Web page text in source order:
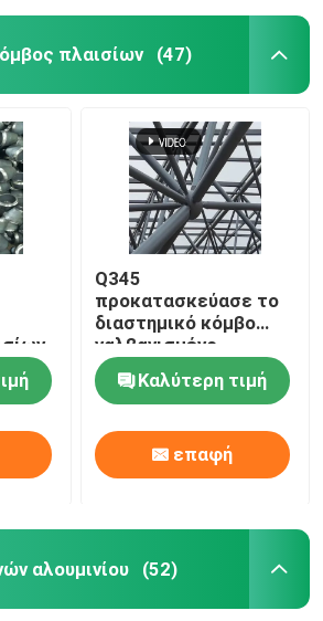
πλαισίων (47)
Q345
προκατασκεύασε το
διαστημικό κόμβο
γαλβανισμένο
σύνδεση ΜΒ πλαισίων
Καλύτερη τιμή
επαφή
αλουμινίου (52)